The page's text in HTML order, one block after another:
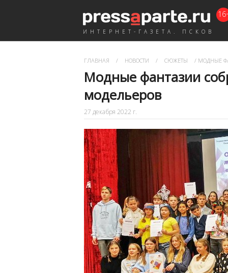
ИНТЕРНЕТ-ГАЗЕТА. ПСКОВ
ГЛАВНАЯ / НОВОСТИ / СЮЖЕТЫ / МОДНЫЕ
Модные фантазии
модельеров
27 декабря 2022 г.